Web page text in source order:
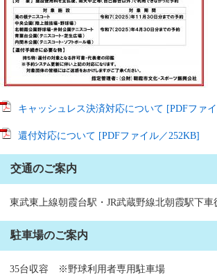
キャッシュレス決済対応について [PDFファ
還付対応について [PDFファイル／252KB]
交通のご案内
東武東上線朝霞台駅・JR武蔵野線北朝霞駅下車
駐車場のご案内
35台収容 ※野球利用者専用駐車場